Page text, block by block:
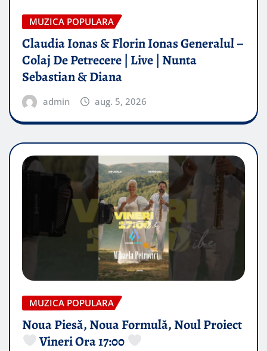
MUZICA POPULARA
Claudia Ionas & Florin Ionas Generalul –
Colaj De Petrecere | Live | Nunta
Sebastian & Diana
admin aug. 5, 2026
MUZICA POPULARA
Noua Piesă, Noua Formulă, Noul Proiect
Vineri Ora 17:00